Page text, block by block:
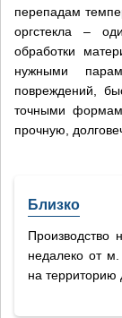
перепадам
оргстекла –
обработки
нужными
повреждений,
точными
прочную,
Близко
Производство
недалеко от м.
на территорию